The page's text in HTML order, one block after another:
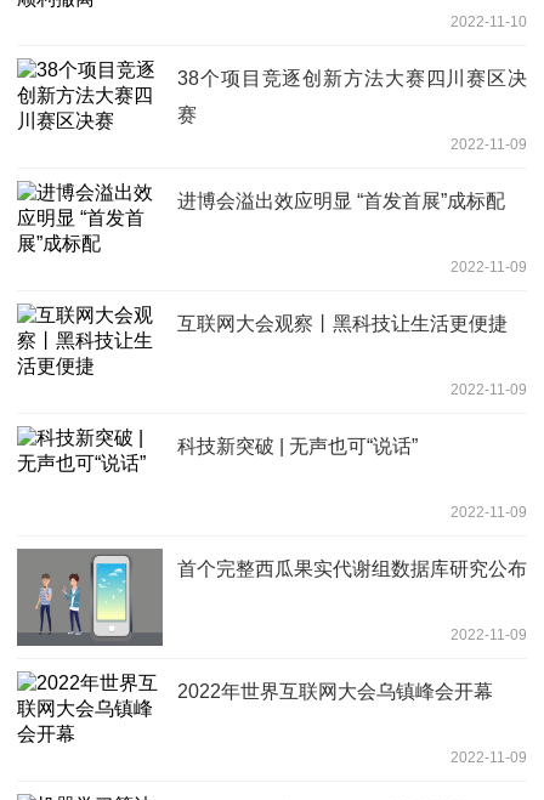
2022-11-10
38个项目竞逐创新方法大赛四川赛区决
赛
2022-11-09
进博会溢出效应明显 “首发首展”成标配
2022-11-09
互联网大会观察丨黑科技让生活更便捷
2022-11-09
科技新突破 | 无声也可“说话”
2022-11-09
首个完整西瓜果实代谢组数据库研究公布
2022-11-09
2022年世界互联网大会乌镇峰会开幕
2022-11-09